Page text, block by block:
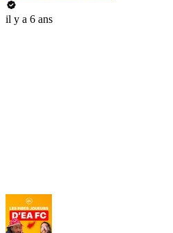
il y a 6 ans